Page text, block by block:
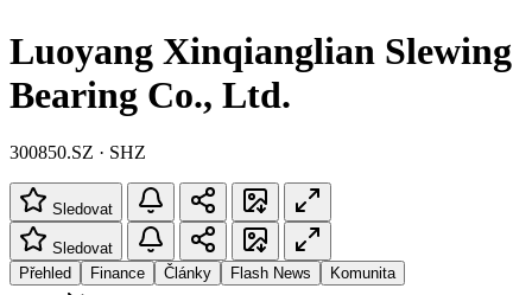
Luoyang Xinqianglian Slewing
Bearing Co., Ltd.
300850.SZ · SHZ
Sledovat
Sledovat
Přehled
Finance Články Flash News Komunita